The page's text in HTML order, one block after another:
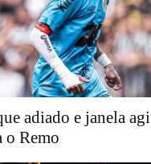
adiado e janela
o Remo